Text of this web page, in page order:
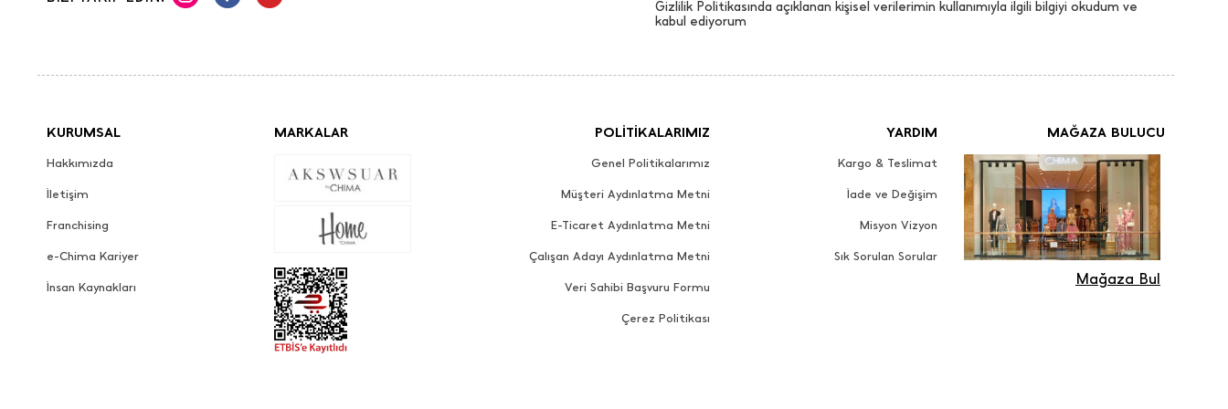
Gizlilik Politikasında açıklanan kişisel verilerimin kullanımıyla ilgili bilgiyi okudum ve
kabul ediyorum
KURUMSAL
Hakkımızda
İletişim
Franchising
e-Chima Kariyer
İnsan Kaynakları
MARKALAR POLİTİKALARIMIZ
Genel Politikalarımız
Müşteri Aydınlatma Metni
E-Ticaret Aydınlatma Metni
Çalışan Adayı Aydınlatma Metni
Veri Sahibi Başvuru Formu
Çerez Politikası
YARDIM
Kargo & Teslimat
İade ve Değişim
Misyon Vizyon
Sık Sorulan Sorular
MAĞAZA BULUCU
Mağaza Bul